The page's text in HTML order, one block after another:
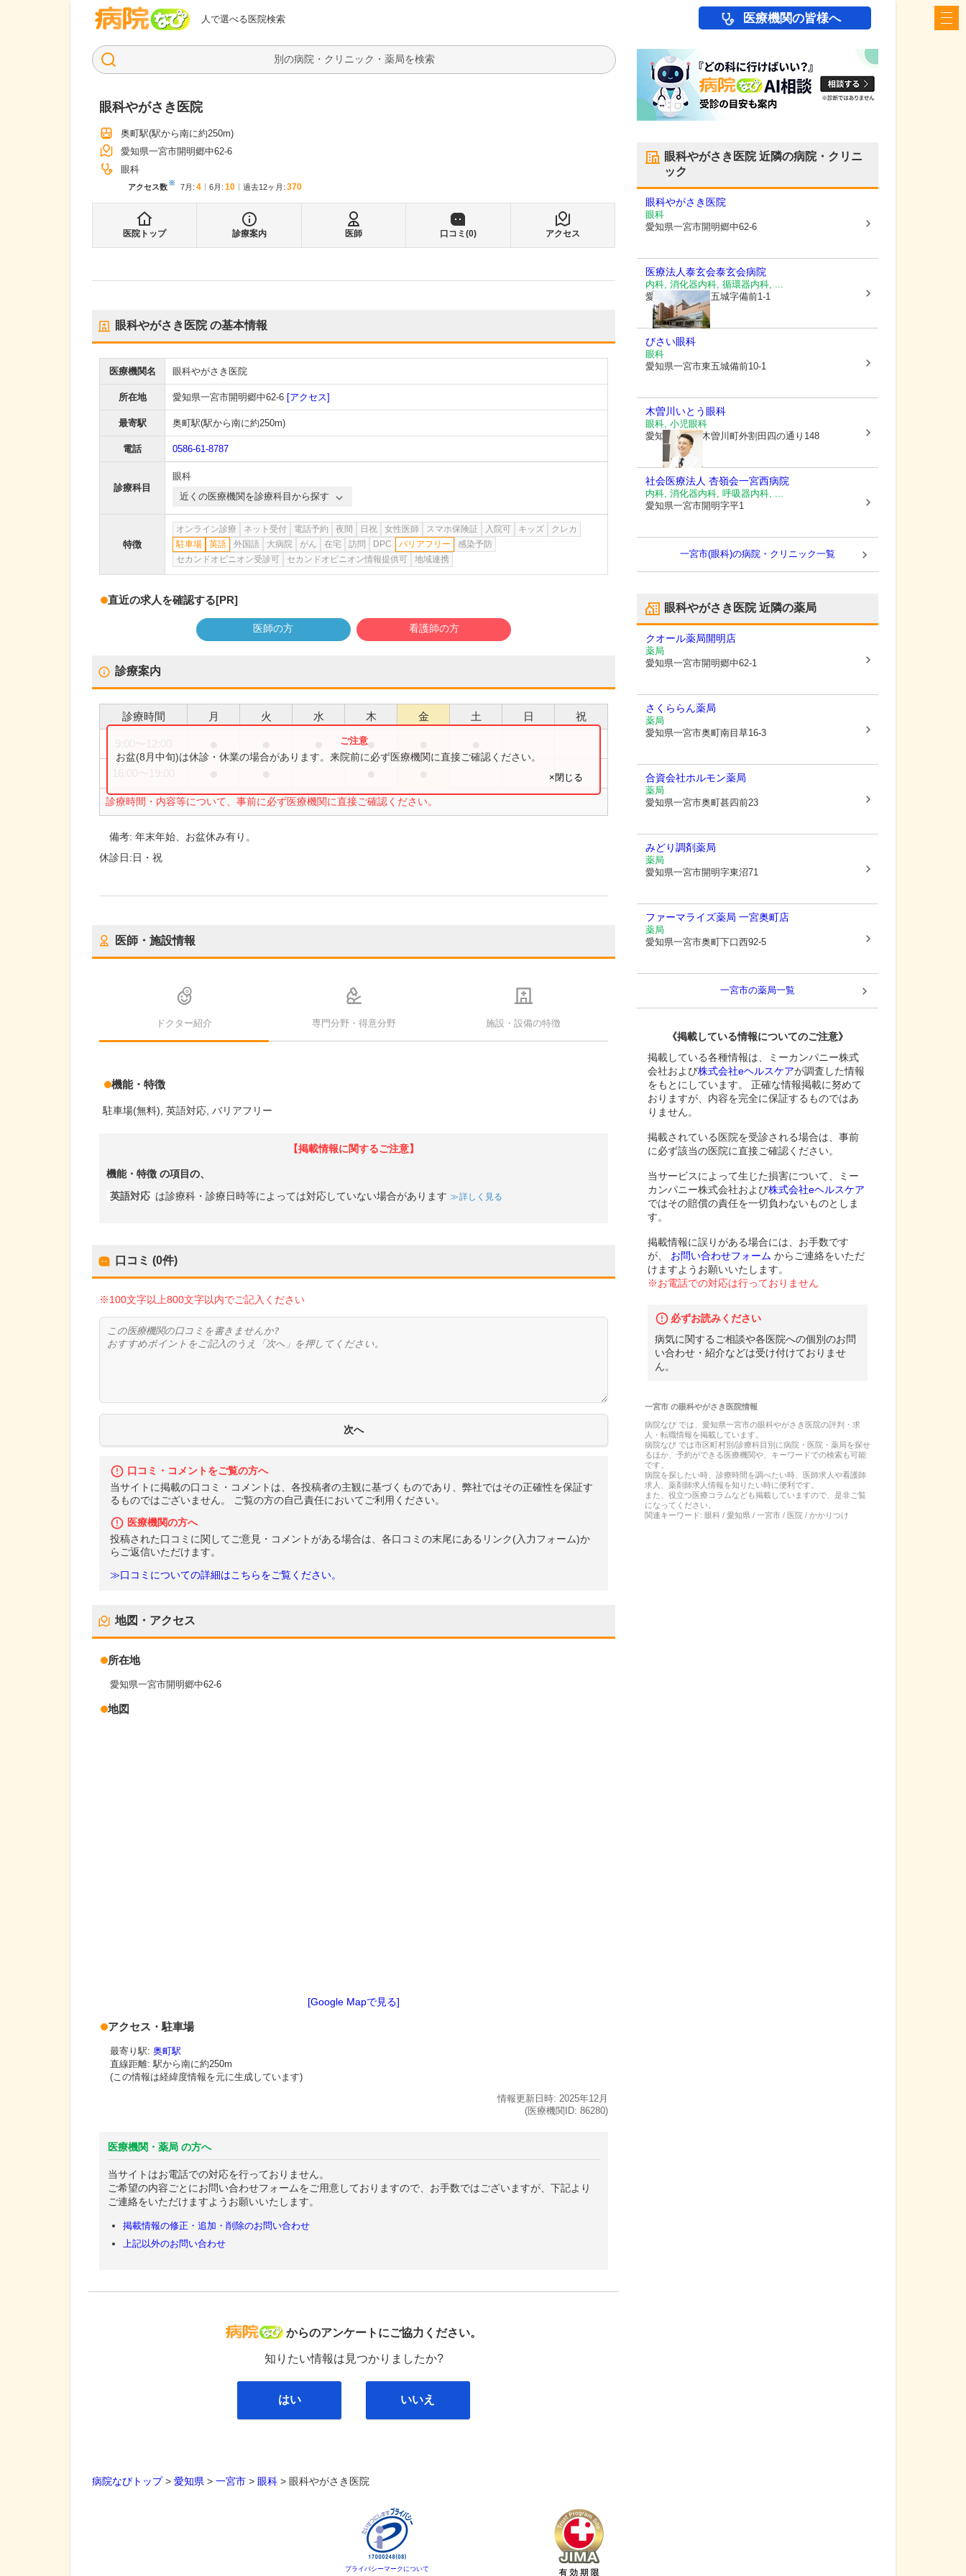
人で選べる医院検索
病院なび 医療機関の皆様へ
検索
眼科やがさき医院
奥町駅(駅から南に約250m)
愛知県一宮市開明郷中62-6
眼科
アクセス数※ 7月 : 4 6月 : 10 過去12ヶ月: 370
医院トップ 診療案内 医師 口コミ(0) アクセス
眼科やがさき医院の基本情報
医療機関名 眼科やがさき医院
所在地 愛知県一宮市開明郷中62-6 [アクセス]
最寄駅 奥町駅(駅から南に約250m)
電話 0586-61-8787
診療科目
眼科
近くの医療機関を診療科目から探す
特徴
オンライン診療 ネット受付 電話予約 夜間 日祝 女性医師 スマホ保険証 入院可 キッズ
クレカ
駐車場
英語 外国語 大病院 がん 在宅 訪問 DPC バリアフリー
感染予防
セカンドオピニオン受診可
セカンドオピニオン情報提供可 地域連携
直近の求人を確認する[PR]
医師の方 看護師の方
診療案内
診療時間 月 火 水 木 金 土 日 祝
●
診療時間・内容等について、事前に必ず医療機関に直接ご確認ください。
お盆(8月中旬)は休診・休業の場合があります。来院前に必ず医療機関に直接ご確認ください。
×閉じる
備考:年末年始、お盆休み有り。
休診日:日・祝
医師・施設情報
ドクター紹介 専門分野・得意分野 施設・設備の特徴
機能・特徴
駐車場(無料) 英語対応 バリアフリー
【掲載情報に関するご注意】
機能・特徴 の項目の、
英語対応 は診療科・診療日時等によっては対応していない場合があります 詳しく見る
口コミ (0件)
※100文字以上800文字以内でご記入ください
口コミ・コメントをご覧の方へ
当サイトに掲載の口コミ・コメントは、各投稿者の主観に基づくものであり、弊社ではその正確性を保証す
るものではございません。 ご覧の方の自己責任においてご利用ください。
医療機関の方へ
投稿された口コミに関してご意見・コメントがある場合は、各口コミの末尾にあるリンク(入力フォーム)か
らご返信いただけます。
≫口コミについての詳細はこちらをご覧ください。
地図・アクセス
所在地
愛知県一宮市開明郷中62-6
地図
[Google Mapで見る]
アクセス・駐車場
最寄り駅: 奥町駅
直線距離: 駅から南に約250m
(この情報は経緯度情報を元に生成しています)
情報更新日時: 2025年12月
(医療機関ID: 86280)
医療機関・薬局 の方へ
当サイトはお電話での対応を行っておりません。
ご希望の内容ごとにお問い合わせフォームをご用意しておりますので、お手数ではございますが、下記より
ご連絡をいただけますようお願いいたします。
掲載情報の修正・追加・削除のお問い合わせ
上記以外のお問い合わせ
病院なび
からのアンケートにご協力ください。
知りたい情報は見つかりましたか?
はい いいえ
眼科やがさき医院近隣の病院・クリニ
ック
眼科やがさき医院
眼科
愛知県一宮市開明郷中62-6
医療法人泰玄会泰玄会病院
内科, 消化器内科, 循環器内科, ...
愛知県一宮市
東五城字備前1-1
びさい眼科
眼科
愛知県一宮市東五城備前10-1
木曽川いとう眼科
眼科, 小児眼科
愛知県一宮市木曽川町外割田四の通り148
社会医療法人 杏嶺会一宮西病院
内科, 消化器内科, 呼吸器内科, ...
愛知県一宮市開明字平1
一宮市(眼科)の病院・クリニック一覧
眼科やがさき医院近隣の薬局
クオール薬局開明店
薬局
愛知県一宮市開明郷中62-1
さくららん薬局
薬局
愛知県一宮市奥町南目草16-3
合資会社ホルモン薬局
薬局
愛知県一宮市奥町甚四前23
みどり調剤薬局
薬局
愛知県一宮市開明字東沼71
ファーマライズ薬局 一宮奥町店
薬局
愛知県一宮市奥町下口西92-5
一宮市の薬局一覧
《掲載している情報についてのご注意》
掲載している各種情報は、ミーカンパニー株式
会社および株式会社eヘルスケアが調査した情報
をもとにしています。 正確な情報掲載に努めて
おりますが、内容を完全に保証するものではあ
りません。
掲載されている医院を受診される場合は、事前
に必ず該当の医院に直接ご確認ください。
当サービスによって生じた損害について、ミー
カンパニー株式会社および株式会社eヘルスケア
ではその賠償の責任を一切負わないものとしま
す。
掲載情報に誤りがある場合には、お手数です
が、
お問い合わせフォーム からご連絡をいただ
けますようお願いいたします。
※お電話での対応は行っておりません
必ずお読みください
病気に関するご相談や各医院への個別のお問
い合わせ・紹介などは受け付けておりませ
ん。
一宮市の眼科やがさき医院情報
病院なび では、 愛知県一宮市の眼科やがさき医院の評判・求
人・転職情報を掲載しています。
病院なび では市区町村別/診療科目別に病院・医院・薬局を探せ
るほか、予約ができる医療機関や、キーワードでの検索も可能
です。
病院を探したい時、診療時間を調べたい時、医師求人や看護師
求人、薬剤師求人情報を知りたい時に便利です。
また、役立つ医療コラムなども掲載していますので、是非ご覧
になってください。
関連キーワード: 眼科 / 愛知県 / 一宮市 / 医院 / かかりつけ
病院なびトップ> 愛知県 > 一宮市 > 眼科 > 眼科やがさき医院
プライバシーマークについて